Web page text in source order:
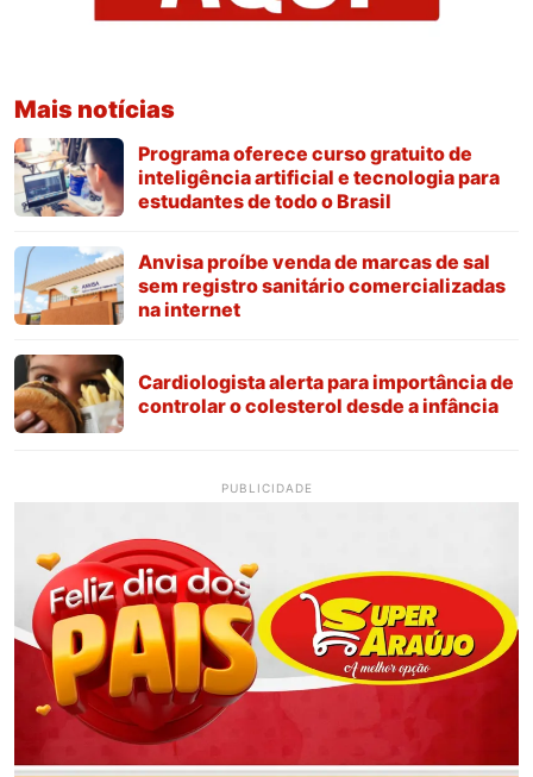
Mais notícias
Programa oferece curso gratuito de
inteligência artificial e tecnologia para
estudantes de todo o Brasil
Anvisa proíbe venda de marcas de sal
sem registro sanitário comercializadas
na internet
Cardiologista alerta para importância de
controlar o colesterol desde a infância
PUBLICIDADE